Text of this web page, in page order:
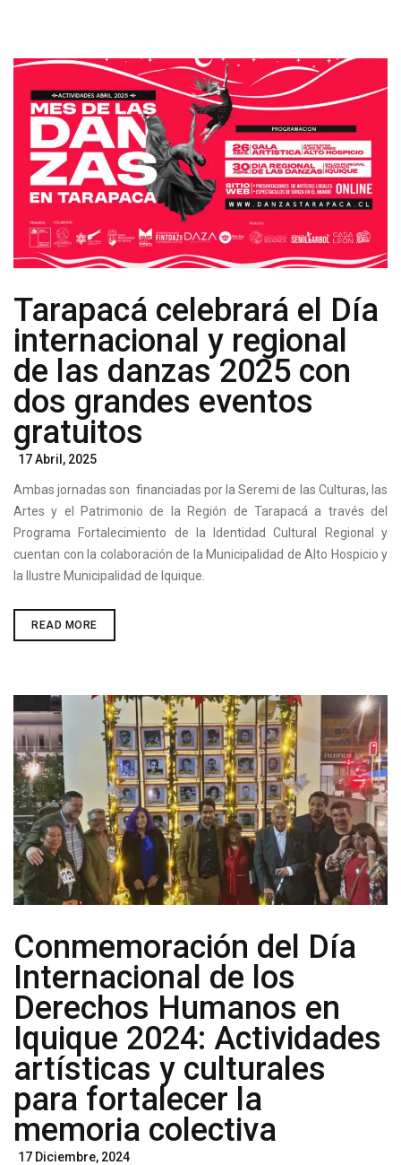
Tarapacá celebrará el Día
internacional y regional
de las danzas 2025 con
dos grandes eventos
gratuitos
Posted
17 Abril, 2025
Ambas jornadas son financiadas por la Seremi de las Culturas, las
Artes y el Patrimonio de la Región de Tarapacá a través del
Programa Fortalecimiento de la Identidad Cultural Regional y
cuentan con la colaboración de la Municipalidad de Alto Hospicio y
la Ilustre Municipalidad de Iquique.
READ MORETARAPACÁ
REGIONAL
DE
LAS
DANZAS
2025
CON
DOS
GRANDES
EVENTOS
GRATUITOS
Conmemoración del Día
Internacional de los
Derechos Humanos en
Iquique 2024: Actividades
artísticas y culturales
para fortalecer la
memoria colectiva
Posted
17 Diciembre, 2024